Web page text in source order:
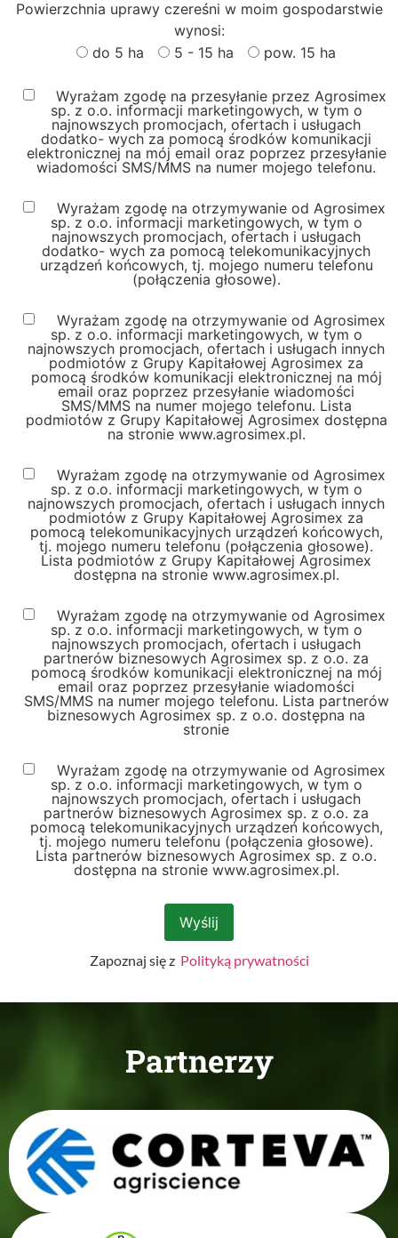
Powierzchnia uprawy czereśni w moim gospodarstwie
wynosi:
do 5 ha
5 - 15 ha pow. 15 ha
Wyrażam zgodę na przesyłanie przez Agrosimex
sp. z o.o. informacji marketingowych, w tym o
najnowszych promocjach, ofertach i usługach
dodatko- wych za pomocą środków komunikacji
elektronicznej na mój email oraz poprzez przesyłanie
wiadomości SMS/MMS na numer mojego telefonu.
Wyrażam zgodę na otrzymywanie od Agrosimex
sp. z o.o. informacji marketingowych, w tym o
najnowszych promocjach, ofertach i usługach
dodatko- wych za pomocą telekomunikacyjnych
urządzeń końcowych, tj. mojego numeru telefonu
(połączenia głosowe).
Wyrażam zgodę na otrzymywanie od Agrosimex
sp. z o.o. informacji marketingowych, w tym o
najnowszych promocjach, ofertach i usługach innych
podmiotów z Grupy Kapitałowej Agrosimex za
pomocą środków komunikacji elektronicznej na mój
email oraz poprzez przesyłanie wiadomości
SMS/MMS na numer mojego telefonu. Lista
podmiotów z Grupy Kapitałowej Agrosimex dostępna
na stronie www.agrosimex.pl.
Wyrażam zgodę na otrzymywanie od Agrosimex
sp. z o.o. informacji marketingowych, w tym o
najnowszych promocjach, ofertach i usługach innych
podmiotów z Grupy Kapitałowej Agrosimex za
pomocą telekomunikacyjnych urządzeń końcowych,
tj. mojego numeru telefonu (połączenia głosowe).
Lista podmiotów z Grupy Kapitałowej Agrosimex
dostępna na stronie www.agrosimex.pl.
Wyrażam zgodę na otrzymywanie od Agrosimex
sp. z o.o. informacji marketingowych, w tym o
najnowszych promocjach, ofertach i usługach
partnerów biznesowych Agrosimex sp. z o.o. za
pomocą środków komunikacji elektronicznej na mój
email oraz poprzez przesyłanie wiadomości
SMS/MMS na numer mojego telefonu. Lista partnerów
biznesowych Agrosimex sp. z o.o. dostępna na
stronie
Wyrażam zgodę na otrzymywanie od Agrosimex
sp. z o.o. informacji marketingowych, w tym o
najnowszych promocjach, ofertach i usługach
partnerów biznesowych Agrosimex sp. z o.o. za
pomocą telekomunikacyjnych urządzeń końcowych,
tj. mojego numeru telefonu (połączenia głosowe).
Lista partnerów biznesowych Agrosimex sp. z o.o.
dostępna na stronie www.agrosimex.pl.
Zapoznaj się z Polityką prywatności
Partnerzy